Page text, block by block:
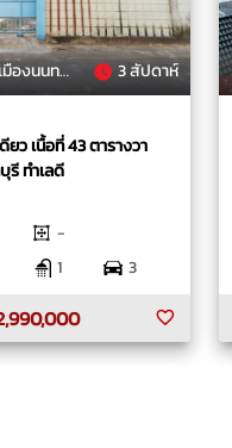
บุรี, นนทบุรี 3 สัปดาห์
ว เนื้อที่ 43 ตารางวา
รี ทำเลดี
-
1
3